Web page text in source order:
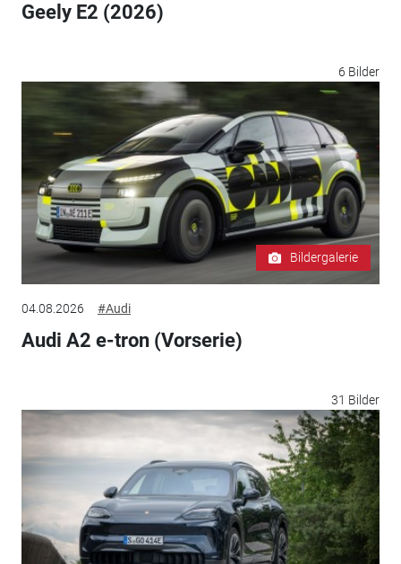
Geely E2 (2026)
6 Bilder
Bildergalerie
04.08.2026 #Audi
Audi A2 e-tron (Vorserie)
31 Bilder